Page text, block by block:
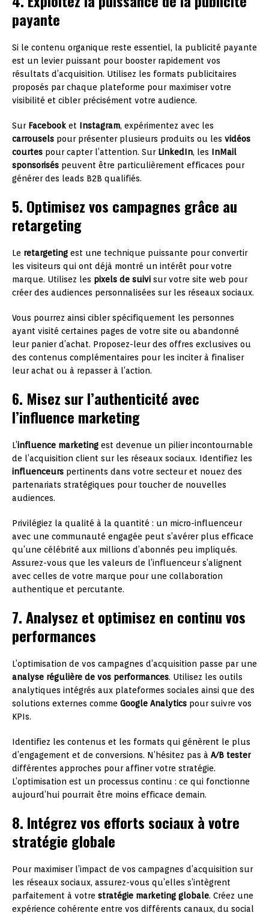
payante
Si le contenu organique reste essentiel, la publicité payante
est un levier puissant pour booster rapidement vos
résultats d’acquisition. Utilisez les formats publicitaires
proposés par chaque plateforme pour maximiser votre
visibilité et cibler précisément votre audience.
Sur Facebook et Instagram, expérimentez avec les
carrousels pour présenter plusieurs produits ou les vidéos
courtes pour capter l’attention. Sur LinkedIn, les InMail
sponsorisés peuvent être particulièrement efficaces pour
générer des leads B2B qualifiés.
5. Optimisez vos campagnes grâce au
retargeting
Le retargeting est une technique puissante pour convertir
les visiteurs qui ont déjà montré un intérêt pour votre
marque. Utilisez les pixels de suivi sur votre site web pour
créer des audiences personnalisées sur les réseaux sociaux.
Vous pourrez ainsi cibler spécifiquement les personnes
ayant visité certaines pages de votre site ou abandonné
leur panier d’achat. Proposez-leur des offres exclusives ou
des contenus complémentaires pour les inciter à finaliser
leur achat ou à repasser à l’action.
6. Misez sur l’authenticité avec
l’influence marketing
L’influence marketing est devenue un pilier incontournable
de l’acquisition client sur les réseaux sociaux. Identifiez les
influenceurs pertinents dans votre secteur et nouez des
partenariats stratégiques pour toucher de nouvelles
audiences.
Privilégiez la qualité à la quantité : un micro-influenceur
avec une communauté engagée peut s’avérer plus efficace
qu’une célébrité aux millions d’abonnés peu impliqués.
Assurez-vous que les valeurs de l’influenceur s’alignent
avec celles de votre marque pour une collaboration
authentique et percutante.
7. Analysez et optimisez en continu vos
performances
L’optimisation de vos campagnes d’acquisition passe par une
analyse régulière de vos performances. Utilisez les outils
analytiques intégrés aux plateformes sociales ainsi que des
solutions externes comme Google Analytics pour suivre vos
KPIs.
Identifiez les contenus et les formats qui génèrent le plus
d’engagement et de conversions. N’hésitez pas à A/B tester
différentes approches pour affiner votre stratégie.
L’optimisation est un processus continu : ce qui fonctionne
aujourd’hui pourrait être moins efficace demain.
8. Intégrez vos efforts sociaux à votre
stratégie globale
Pour maximiser l’impact de vos campagnes d’acquisition sur
les réseaux sociaux, assurez-vous qu’elles s’intègrent
parfaitement à votre stratégie marketing globale. Créez une
expérience cohérente entre vos différents canaux, du social